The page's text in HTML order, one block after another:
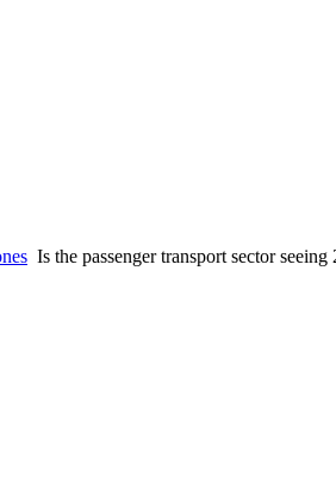
Is the passenger transport sector